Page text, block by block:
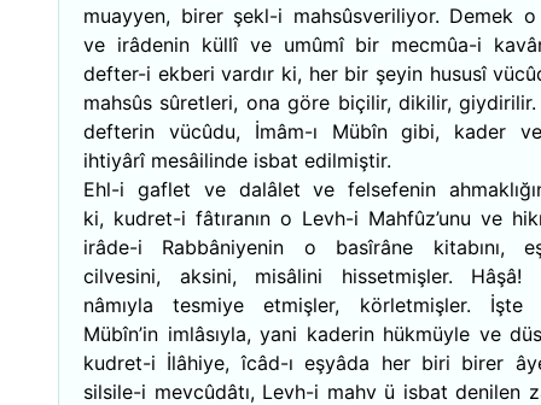
muayyen, birer şekl-i mahsûsveriliyor. Demek
ve irâdenin küllî ve umûmî bir mecmûa-i
defter-i ekberi vardır ki, her bir şeyin hususî
mahsûs sûretleri, ona göre biçilir, dikilir,
defterin vücûdu, İmâm-ı Mübîn gibi, kader
ihtiyârî mesâilinde isbat edilmiştir.
Ehl-i gaflet ve dalâlet ve felsefenin
ki, kudret-i fâtıranın o Levh-i Mahfûz’unu ve
irâde-i Rabbâniyenin o basîrâne kitabını,
cilvesini, aksini, misâlini hissetmişler. Hâşâ!
nâmıyla tesmiye etmişler, körletmişler. İşte
Mübîn’in imlâsıyla, yani kaderin hükmüyle ve
kudret-i İlâhiye, îcâd-ı eşyâda her biri birer
silsile-i mevcûdâtı, Levh-i mahv ü isbat denilen